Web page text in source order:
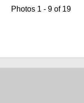
Photos 1 - 9 of 19